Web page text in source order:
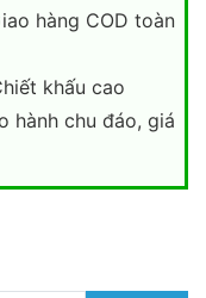
hàng COD toàn
khấu cao
hành chu đáo, giá